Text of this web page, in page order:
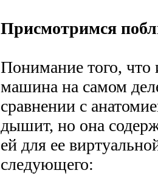
Присмотримся
Понимание того, что
машина на самом
сравнении с
дышит, но она
ей для ее
следующего: